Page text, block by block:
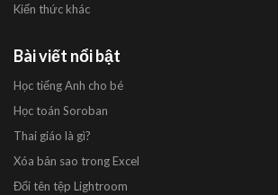
Kiến thức khác
Bài viết nổi bật
Học tiếng Anh cho bé
Học toán Soroban
Thai giáo là gì?
Xóa bản sao trong Excel
Đổi tên tệp Lightroom